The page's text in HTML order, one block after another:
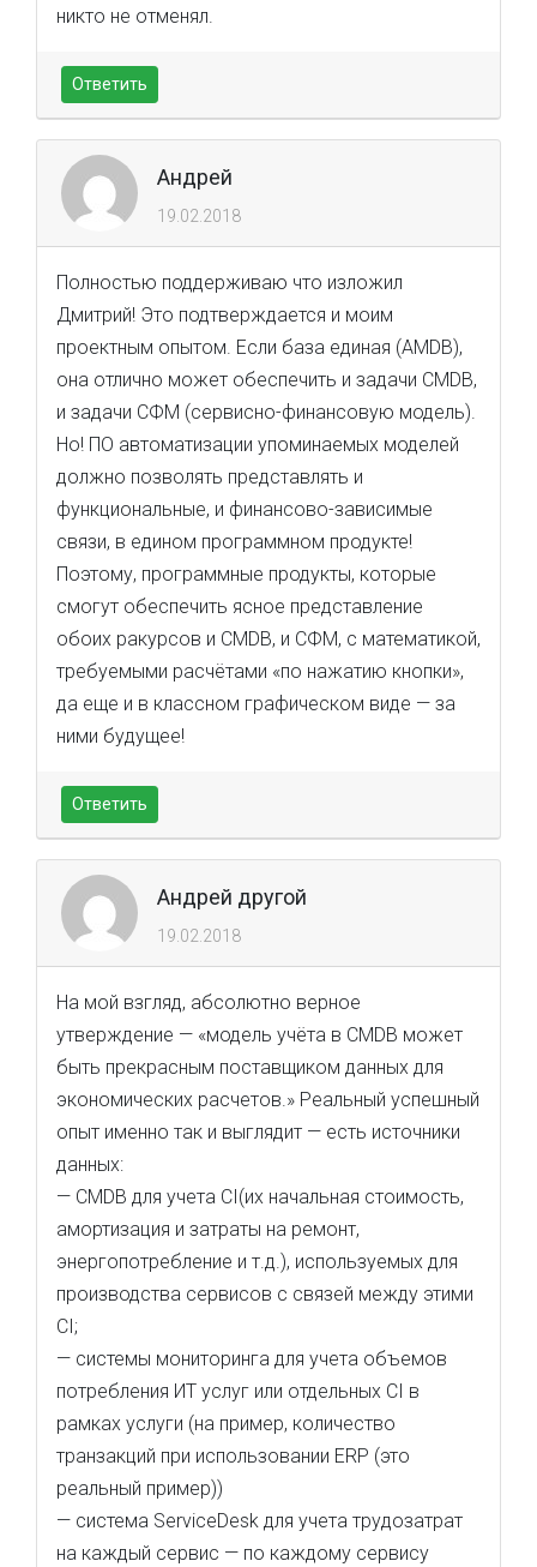
никто не отменял.
Ответить
Андрей
19.02.2018
Полностью поддерживаю что изложил
Дмитрий! Это подтверждается и моим
проектным опытом. Если база единая (AMDB),
она отлично может обеспечить и задачи CMDB,
и задачи СФМ (сервисно-финансовую модель).
Но! ПО автоматизации упоминаемых моделей
должно позволять представлять и
функциональные, и финансово-зависимые
связи, в едином программном продукте!
Поэтому, программные продукты, которые
смогут обеспечить ясное представление
обоих ракурсов и CMDB, и СФМ, с математикой,
требуемыми расчётами «по нажатию кнопки»,
да еще и в классном графическом виде — за
ними будущее!
Ответить
Андрей другой
19.02.2018
На мой взгляд, абсолютно верное
утверждение — «модель учёта в CMDB может
быть прекрасным поставщиком данных для
экономических расчетов.» Реальный успешный
опыт именно так и выглядит — есть источники
данных:
— CMDB для учета CI(их начальная стоимость,
амортизация и затраты на ремонт,
энергопотребление и т.д.), используемых для
производства сервисов с связей между этими
CI;
— системы мониторинга для учета объемов
потребления ИТ услуг или отдельных CI в
рамках услуги (на пример, количество
транзакций при использовании ERP (это
реальный пример))
— система ServiceDesk для учета трудозатрат
на каждый сервис — по каждому сервису